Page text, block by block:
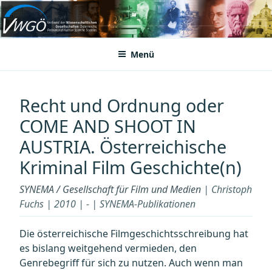
Zum
Inhalt
springenVWGÖ
Federation of Austrian Scientific Societies
Menü
Recht und Ordnung oder
COME AND SHOOT IN
AUSTRIA. Österreichische
Kriminal Film Geschichte(n)
SYNEMA / Gesellschaft für Film und Medien | Christoph
Fuchs | 2010 | - | SYNEMA-Publikationen
Die österreichische Filmgeschichtsschreibung hat
es bislang weitgehend vermieden, den
Genrebegriff für sich zu nutzen. Auch wenn man